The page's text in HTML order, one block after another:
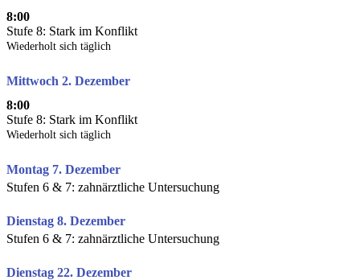
8:00
Stufe 8: Stark im Konflikt
Wiederholt sich täglich
Mittwoch 2. Dezember
8:00
Stufe 8: Stark im Konflikt
Wiederholt sich täglich
Montag 7. Dezember
Stufen 6 & 7: zahnärztliche Untersuchung
Dienstag 8. Dezember
Stufen 6 & 7: zahnärztliche Untersuchung
Dienstag 22. Dezember